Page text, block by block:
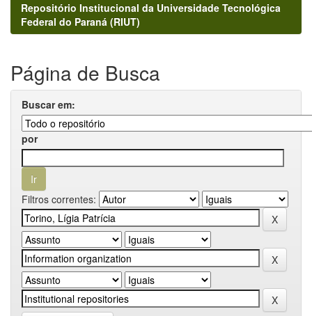
Repositório Institucional da Universidade Tecnológica
Federal do Paraná (RIUT)
Página de Busca
Buscar em:
por
Filtros correntes: